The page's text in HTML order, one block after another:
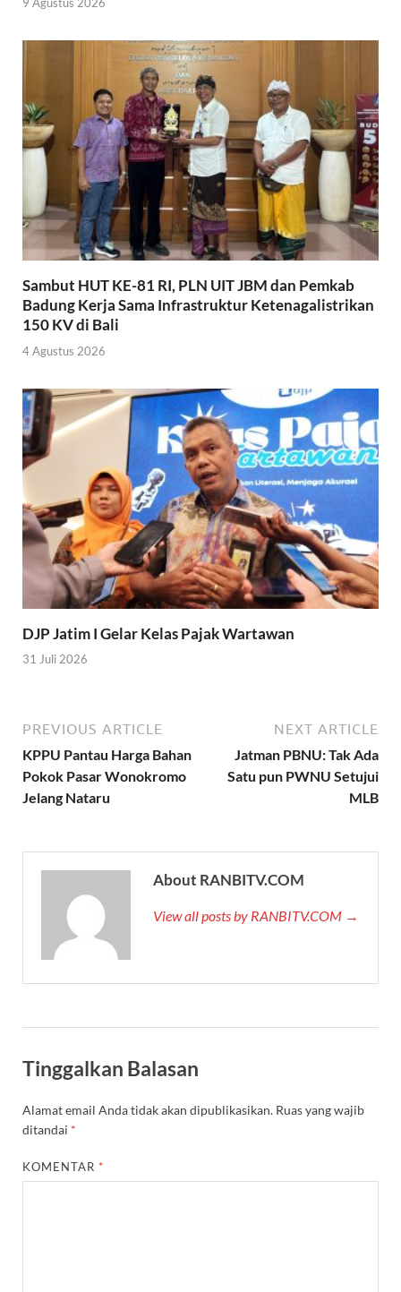
9 Agustus 2026
Sambut HUT KE-81 RI, PLN UIT JBM dan Pemkab
Badung Kerja Sama Infrastruktur Ketenagalistrikan
150 KV di Bali
4 Agustus 2026
DJP Jatim I Gelar Kelas Pajak Wartawan
31 Juli 2026
PREVIOUS ARTICLE
KPPU Pantau Harga Bahan
Pokok Pasar Wonokromo
Jelang Nataru
NEXT ARTICLE
Jatman PBNU: Tak Ada
Satu pun PWNU Setujui
MLB
About RANBITV.COM
View all posts by RANBITV.COM →
Tinggalkan Balasan
Alamat email Anda tidak akan dipublikasikan. Ruas yang wajib
ditandai *
KOMENTAR *